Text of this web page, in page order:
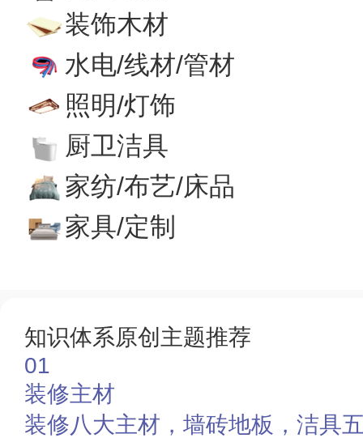
装饰木材
水电/线材/管材
照明/灯饰
厨卫洁具
家纺/布艺/床品
家具/定制
知识体系原创主题推荐
01
装修主材
装修八大主材，墙砖地板，洁具